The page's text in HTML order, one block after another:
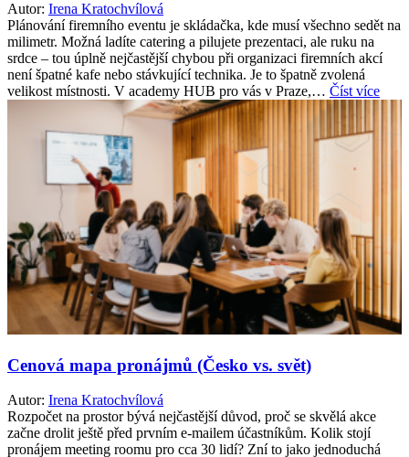
Autor: Irena Kratochvílová
Plánování firemního eventu je skládačka, kde musí všechno sedět na
milimetr. Možná ladíte catering a pilujete prezentaci, ale ruku na
srdce – tou úplně nejčastější chybou při organizaci firemních akcí
není špatné kafe nebo stávkující technika. Je to špatně zvolená
velikost místnosti. V academy HUB pro vás v Praze,… Číst více
Cenová mapa pronájmů (Česko vs. svět)
Autor: Irena Kratochvílová
Rozpočet na prostor bývá nejčastější důvod, proč se skvělá akce
začne drolit ještě před prvním e-mailem účastníkům. Kolik stojí
pronájem meeting roomu pro cca 30 lidí? Zní to jako jednoduchá